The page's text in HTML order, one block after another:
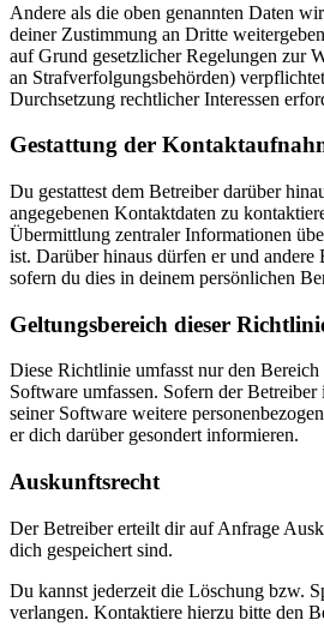
Andere als die oben genannten Daten
deiner Zustimmung an Dritte
auf Grund gesetzlicher Regelungen zur
an Strafverfolgungsbehörden)
Durchsetzung rechtlicher Interessen
Gestattung der
Du gestattest dem Betreiber darüber
angegebenen Kontaktdaten zu
Übermittlung zentraler Informationen
ist. Darüber hinaus dürfen er und
sofern du dies in deinem persönlichen
Geltungsbereich dieser
Diese Richtlinie umfasst nur den
Software umfassen. Sofern der
seiner Software weitere
er dich darüber gesondert informieren.
Auskunftsrecht
Der Betreiber erteilt dir auf Anfrage
dich gespeichert sind.
Du kannst jederzeit die Löschung bzw.
verlangen. Kontaktiere hierzu bitte den